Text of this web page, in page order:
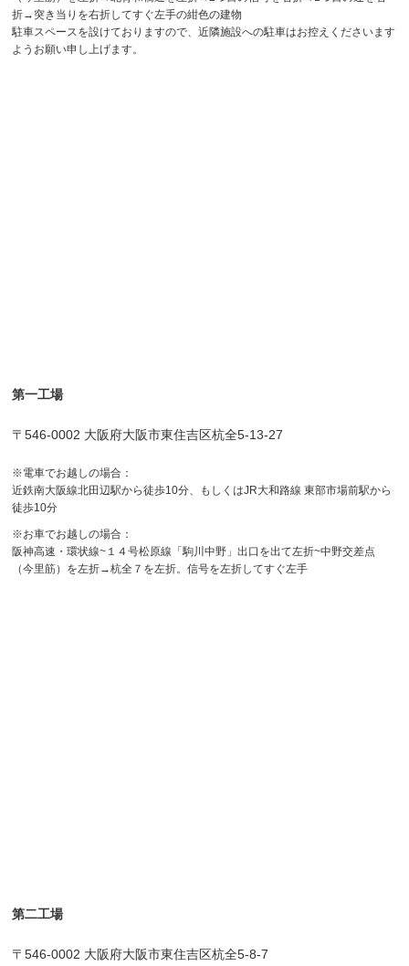
折→突き当りを右折してすぐ左手の紺色の建物
駐車スペースを設けておりますので、近隣施設への駐車はお控えくださいます
ようお願い申し上げます。
第一工場
〒546-0002 大阪府大阪市東住吉区杭全5-13-27
※電車でお越しの場合：
近鉄南大阪線北田辺駅から徒歩10分、もしくはJR大和路線 東部市場前駅から
徒歩10分
※お車でお越しの場合：
阪神高速・環状線~１４号松原線「駒川中野」出口を出て左折~中野交差点
（今里筋）を左折→杭全７を左折。信号を左折してすぐ左手
第二工場
〒546-0002 大阪府大阪市東住吉区杭全5-8-7